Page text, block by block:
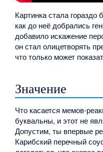
Картинка стала гораздо
как до неё добрались
добавило искажение
он стал олицетворять
что только может
Значение
Что касается мемов-
буквальны, и этот не
Допустим, ты впервые
Карибский перечный